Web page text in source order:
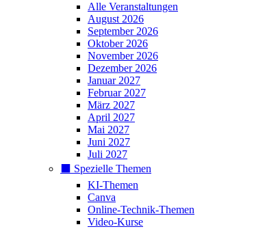
Alle Veranstaltungen
August 2026
September 2026
Oktober 2026
November 2026
Dezember 2026
Januar 2027
Februar 2027
März 2027
April 2027
Mai 2027
Juni 2027
Juli 2027
⬛️ Spezielle Themen
KI-Themen
Canva
Online-Technik-Themen
Video-Kurse